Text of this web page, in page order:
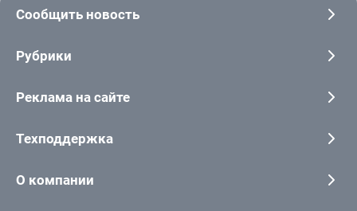
Сообщить новость
Рубрики
Реклама на сайте
Техподдержка
О компании